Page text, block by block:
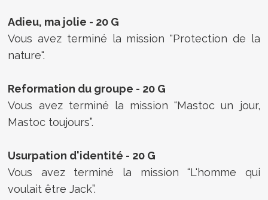
Adieu, ma jolie - 20 G
Vous avez terminé la mission "Protection de la
nature".
Reformation du groupe - 20 G
Vous avez terminé la mission “Mastoc un jour,
Mastoc toujours”.
Usurpation d'identité - 20 G
Vous avez terminé la mission “L'homme qui
voulait être Jack”.